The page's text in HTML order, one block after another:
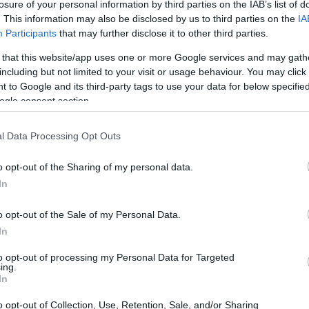
of your personal information by third parties on the IAB’s list of
This information may also be disclosed by us to third parties on the
Participants that may further disclose it to other third parties.
that this website/app uses one or more Google services and may
but not limited to your visit or usage behaviour. You may
to Google and its third-party tags to use your data for below
consent section.
Data Processing Opt Outs
opt-out of the Sharing of my personal data.
opt-out of the Sale of my Personal Data.
opt-out of processing my Personal Data for Targeted
opt-out of Collection, Use, Retention, Sale, and/or Sharing
الغنية بالعناصر الغذائية.
عملية الهضم.
بمضادات الأكسدة، خصائص مضادة للسرطان.
الدماغ بشكل عام.
الغذائي يمكن أن يساعد في تعزيز وظائف الجهاز المناعي.
إدارة الوزن عن طريق تعزيز الشعور بالشبع.
الناس في جميع أنحاء العالم. فهي معروفة بتعدد استخداماتها،
مما يجعلها من الأطعمة المفضلة لما لها من فوائد صحية وغذائية.